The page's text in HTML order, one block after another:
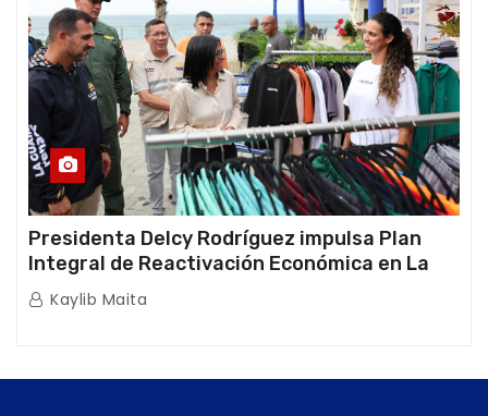
Presidenta Delcy Rodríguez impulsa Plan
Integral de Reactivación Económica en La
Guaira
Kaylib Maita